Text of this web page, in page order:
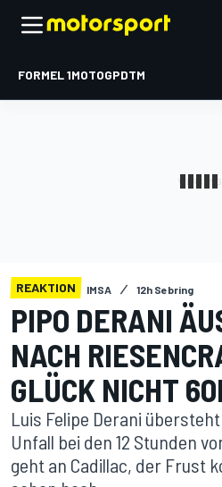
FORMEL 1MOTOGPDTM
REAKTION IMSA 12h Sebring
PIPO DERANI
ACH
LÜCK NICHT
Luis Felipe Derani
Unfall bei den 12 Stunden
geht an Cadillac, der Frust